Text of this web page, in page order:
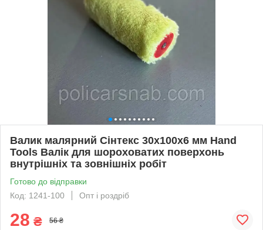
Валик малярний Сінтекс 30x100х6 мм Hand
Tools Валік для шороховатих поверхонь
внутрішніх та зовнішніх робіт
Готово до відправки
Код: 1241-100
Опт і роздріб
28 ₴ 56 ₴